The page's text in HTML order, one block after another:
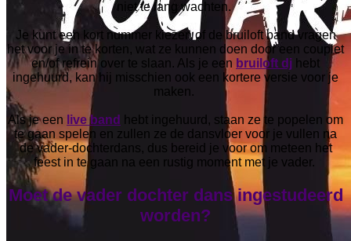
niet te lang wachten.
Je kunt een kort nummer kiezen of de bruiloft band vragen
het voor je in te korten, wat ze kunnen doen door een couplet
en/of refrein over te slaan. Als je een bruiloft dj hebt
ingehuurd, kan hij misschien ook een kortere versie voor je
maken.
Als je een live band
hebt ingehuurd, staan ze te popelen om
te gaan spelen en zullen ze de dansvloer voor je vullen na
de vader-dochterdans, dus bereid je voor om meteen het
feest in te gaan na een rustig moment met je vader.
Moet de vader dochter dans ingestudeerd
worden?